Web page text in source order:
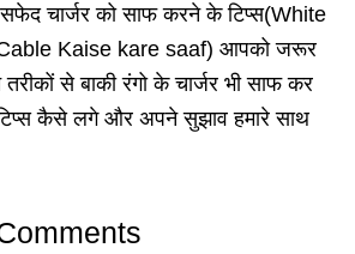
चार्जर को साफ करने के टिप्स(White
Kaise kare saaf) आपको जरूर
से बाकी रंगो के चार्जर भी साफ कर
कैसे लगे और अपने सुझाव हमारे साथ